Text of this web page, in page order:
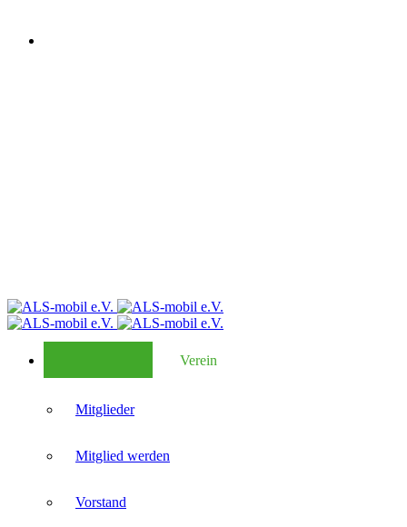
Verein
Mitglieder
Mitglied werden
Vorstand